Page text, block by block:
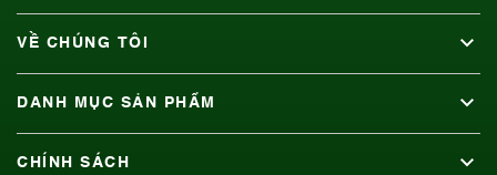
VỀ CHÚNG TÔI
DANH MỤC SẢN PHẨM
CHÍNH SÁCH